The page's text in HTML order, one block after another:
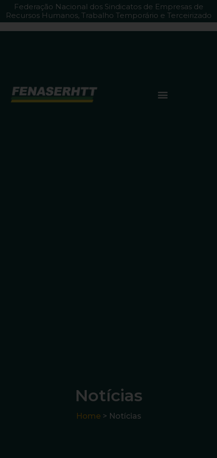
Federação Nacional dos Sindicatos de Empresas de
Recursos Humanos, Trabalho Temporário e Terceirizado
Notícias
Home > Notícias